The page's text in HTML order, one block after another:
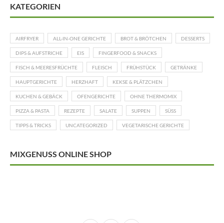
KATEGORIEN
AIRFRYER ALL-IN-ONE GERICHTE BROT & BRÖTCHEN DESSERTS
DIPS & AUFSTRICHE EIS FINGERFOOD & SNACKS
FISCH & MEERESFRÜCHTE FLEISCH FRÜHSTÜCK GETRÄNKE
HAUPTGERICHTE HERZHAFT KEKSE & PLÄTZCHEN
KUCHEN & GEBÄCK OFENGERICHTE OHNE THERMOMIX
PIZZA & PASTA REZEPTE SALATE SUPPEN SÜSS
TIPPS & TRICKS UNCATEGORIZED VEGETARISCHE GERICHTE
MIXGENUSS ONLINE SHOP